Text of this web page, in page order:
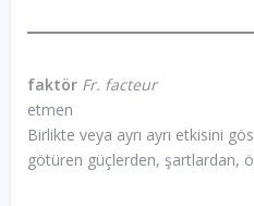
faktörFr. facteur
etmen
Birlikte veya ayrı ayrı etkisini
götüren güçlerden, şartlardan,